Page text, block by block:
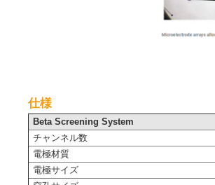
仕様
Beta Screening System
チャンネル数
電極材質
電極サイズ